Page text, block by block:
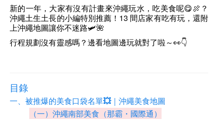
新的一年，大家有沒有計畫來沖繩玩水，吃美食呢😋🍖？
沖繩土生土長的小編特別推薦！13 間店家有吃有玩，還附
上沖繩地圖讓你不迷路🛩🌺
行程規劃沒有靈感嗎？邊看地圖邊玩就對了啦～👀👇
目錄
一、被推爆的美食口袋名單💥｜沖繩美食地圖
（一）沖繩南部美食（那霸・國際通）